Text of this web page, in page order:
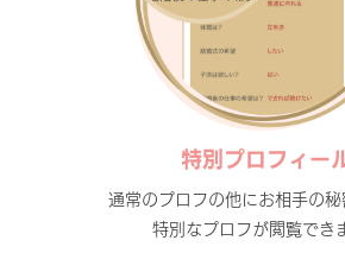
特別プロフィー
通常のプロフの他にお相手の秘
特別なプロフが閲覧できま